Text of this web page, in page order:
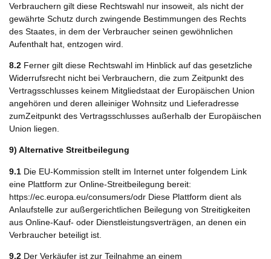
Verbrauchern gilt diese Rechtswahl nur insoweit, als nicht der
gewährte Schutz durch zwingende Bestimmungen des Rechts
des Staates, in dem der Verbraucher seinen gewöhnlichen
Aufenthalt hat, entzogen wird.
8.2 Ferner gilt diese Rechtswahl im Hinblick auf das gesetzliche
Widerrufsrecht nicht bei Verbrauchern, die zum Zeitpunkt des
Vertragsschlusses keinem Mitgliedstaat der Europäischen Union
angehören und deren alleiniger Wohnsitz und Lieferadresse
zumZeitpunkt des Vertragsschlusses außerhalb der Europäischen
Union liegen.
9) Alternative Streitbeilegung
9.1 Die EU-Kommission stellt im Internet unter folgendem Link
eine Plattform zur Online-Streitbeilegung bereit:
https://ec.europa.eu/consumers/odr Diese Plattform dient als
Anlaufstelle zur außergerichtlichen Beilegung von Streitigkeiten
aus Online-Kauf- oder Dienstleistungsverträgen, an denen ein
Verbraucher beteiligt ist.
9.2 Der Verkäufer ist zur Teilnahme an einem